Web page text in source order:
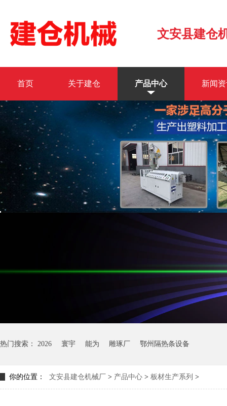
文安县建仓
首页 关于建仓 产品中心 新闻
热门搜索： 2026 寰宇 能为 雕琢厂 鄂州隔热条设备
你的位置： 文安县建仓机械厂 > 产品中心 > 板材生产系列 >